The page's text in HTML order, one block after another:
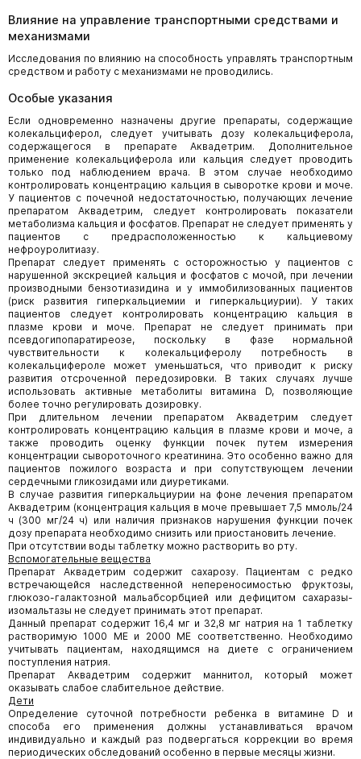
Влияние на управление транспортными средствами и
механизмами
Исследования по влиянию на способность управлять транспортным
средством и работу с механизмами не проводились.
Особые указания
Если одновременно назначены другие препараты, содержащие
колекальциферол, следует учитывать дозу колекальциферола,
содержащегося в препарате Аквадетрим. Дополнительное
применение колекальциферола или кальция следует проводить
только под наблюдением врача. В этом случае необходимо
контролировать концентрацию кальция в сыворотке крови и моче.
У пациентов с почечной недостаточностью, получающих лечение
препаратом Аквадетрим, следует контролировать показатели
метаболизма кальция и фосфатов. Препарат не следует применять у
пациентов с предрасположенностью к кальциевому
нефроуролитиазу.
Препарат следует применять с осторожностью у пациентов с
нарушенной экскрецией кальция и фосфатов с мочой, при лечении
производными бензотиазидина и у иммобилизованных пациентов
(риск развития гиперкальциемии и гиперкальциурии). У таких
пациентов следует контролировать концентрацию кальция в
плазме крови и моче. Препарат не следует принимать при
псевдогипопаратиреозе, поскольку в фазе нормальной
чувствительности к колекальциферолу потребность в
колекальцифероле может уменьшаться, что приводит к риску
развития отсроченной передозировки. В таких случаях лучше
использовать активные метаболиты витамина D, позволяющие
более точно регулировать дозировку.
При длительном лечении препаратом Аквадетрим следует
контролировать концентрацию кальция в плазме крови и моче, а
также проводить оценку функции почек путем измерения
концентрации сывороточного креатинина. Это особенно важно для
пациентов пожилого возраста и при сопутствующем лечении
сердечными гликозидами или диуретиками.
В случае развития гиперкальциурии на фоне лечения препаратом
Аквадетрим (концентрация кальция в моче превышает 7,5 ммоль/24
ч (300 мг/24 ч) или наличия признаков нарушения функции почек
дозу препарата необходимо снизить или приостановить лечение.
При отсутствии воды таблетку можно растворить во рту.
Вспомогательные вещества
Препарат Аквадетрим содержит сахарозу. Пациентам с редко
встречающейся наследственной непереносимостью фруктозы,
глюкозо-галактозной мальабсорбцией или дефицитом сахаразы-
изомальтазы не следует принимать этот препарат.
Данный препарат содержит 16,4 мг и 32,8 мг натрия на 1 таблетку
растворимую 1000 МЕ и 2000 МЕ соответственно. Необходимо
учитывать пациентам, находящимся на диете с ограничением
поступления натрия.
Препарат Аквадетрим содержит маннитол, который может
оказывать слабое слабительное действие.
Дети
Определение суточной потребности ребенка в витамине D и
способа его применения должны устанавливаться врачом
индивидуально и каждый раз подвергаться коррекции во время
периодических обследований особенно в первые месяцы жизни.